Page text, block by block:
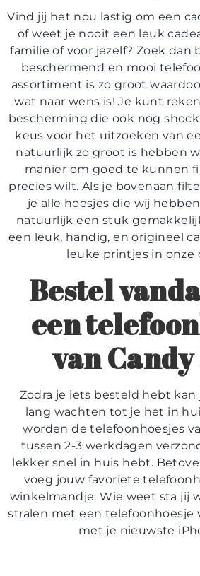
Vind jij het nou lastig om een
of weet je nooit een leuk
familie of voor jezelf? Zoek dan
beschermend en mooi
assortiment is zo groot
wat naar wens is! Je kunt
bescherming die ook nog
keus voor het uitzoeken van
natuurlijk zo groot is hebben
manier om goed te kunnen
precies wilt. Als je bovenaan
je alle hoesjes die wij
natuurlijk een stuk
een leuk, handig, en origineel
leuke printjes in onze
Bestel
een
van Candy
Zodra je iets besteld hebt
lang wachten tot je het in
worden de telefoonhoesjes
tussen 2-3 werkdagen
lekker snel in huis hebt.
voeg jouw favoriete
winkelmandje. Wie weet sta jij
stralen met een telefoonhoesje
met je nieuwste